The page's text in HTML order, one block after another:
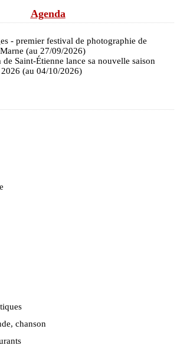
Agenda
- premier festival de photographie de
(au 27/09/2026)
Saint-Étienne lance sa nouvelle saison
(au 04/10/2026)
chanson